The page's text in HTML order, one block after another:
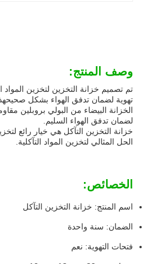
وصف المنتج:
تهوية لضمان تدفق الهواء بشكل
الخزانة البيضاء من البولي بروبلين
لضمان تدفق الهواء السليم.
خزانة التخزين التآكل هي خيار رائع
الحل المثالي لتخزين المواد التآكلية.
الخصائص:
اسم المنتج: خزانة التخزين التآكل
الضمان: سنة واحدة
فتحات التهوية: نعم